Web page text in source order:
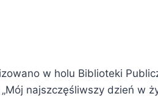
w holu Biblioteki
najszczęśliwszy dzień w